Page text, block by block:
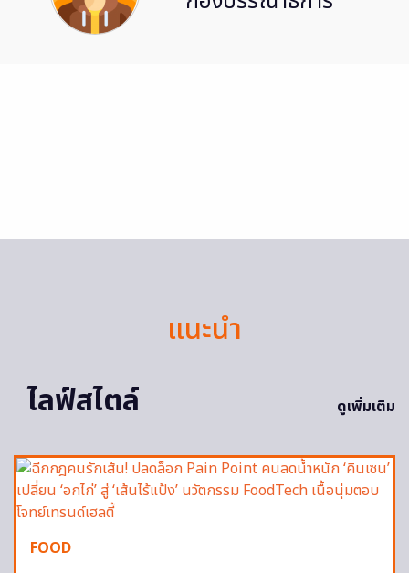
แนะนำ
ไลฟ์สไตล์
ดูเพิ่มเติม
FOOD